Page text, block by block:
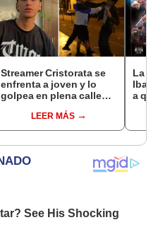
Streamer Cristorata se
enfrenta a joven y lo
golpea en plena calle
LEER MÁS
La
Ibai
a